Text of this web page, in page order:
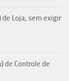
de Loja, sem exigir
de Controle de